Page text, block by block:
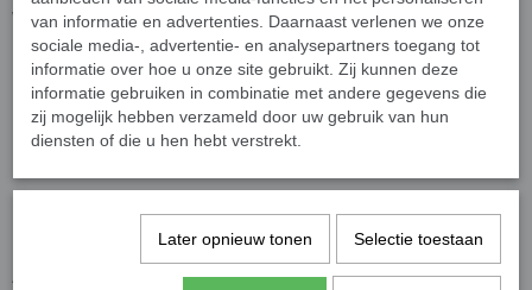
Waarom kiezen voor onze parelmoer glassteentjes?
Hoogwaardige kwaliteit
: UV- en vorstbestendig, perfect voor
binnen- en buitentoepassingen.
Gemakkelijk te verwerken : Eenvoudig op maat te knippen
met een wieltjestang, voor maximale flexibiliteit in ontwerp.
Afmetingen
van informatie en advertenties. Daarnaast verlenen we onze
sociale media-, advertentie- en analysepartners toegang tot
informatie over hoe u onze site gebruikt. Zij kunnen deze
informatie gebruiken in combinatie met andere gegevens die
zij mogelijk hebben verzameld door uw gebruik van hun
diensten of die u hen hebt verstrekt.
Later opnieuw tonen Selectie toestaan